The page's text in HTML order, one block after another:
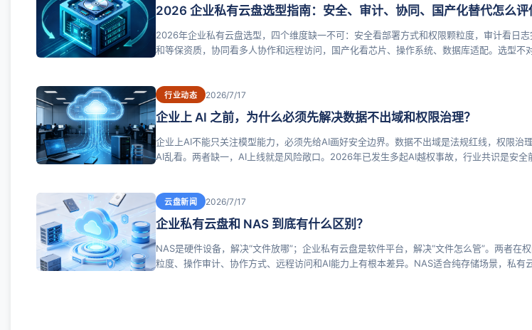
2026 企业私有云盘选型指南：安全、审计、协同、国产化替代怎么评
2026年企业私有云盘选型，四个维度缺一不可：安全看部署方式和权限颗粒度，审计看日志
和等保资质，协同看多人协作和远程访问，国产化看芯片、操作系统、数据库适配。选型不
行业动态 2026/7/17
企业上 AI 之前，为什么必须先解决数据不出域和权限治理？
企业上AI不能只关注模型能力，必须先给AI画好安全边界。数据不出域是法规红线，权限治
AI乱看。两者缺一，AI上线就是风险敞口。2026年已发生多起AI越权事故，行业共识是安全
云盘新闻 2026/7/17
企业私有云盘和 NAS 到底有什么区别？
NAS是硬件设备，解决“文件放哪”；企业私有云盘是软件平台，解决“文件怎么管”。两者在
粒度、操作审计、协作方式、远程访问和AI能力上有根本差异。NAS适合纯存储场景，私有